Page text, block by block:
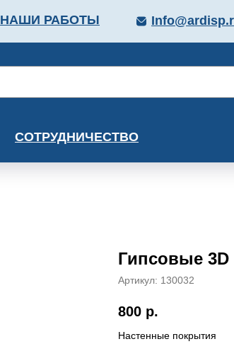
НАШИ РАБОТЫ
СОТРУДНИЧЕСТВО
Гипсовые 3D
Артикул: 130032
800 р.
Настенные покрытия